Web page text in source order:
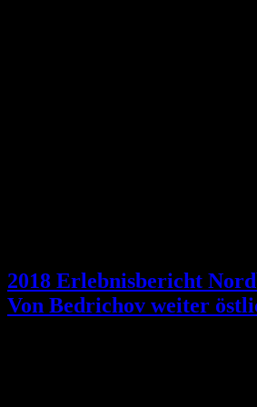
2018 Erlebnisbericht
Von Bedrichov weiter